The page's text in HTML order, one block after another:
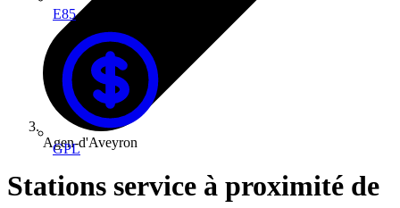
E85
GPL
Agen-d'Aveyron
Stations service à proximité de